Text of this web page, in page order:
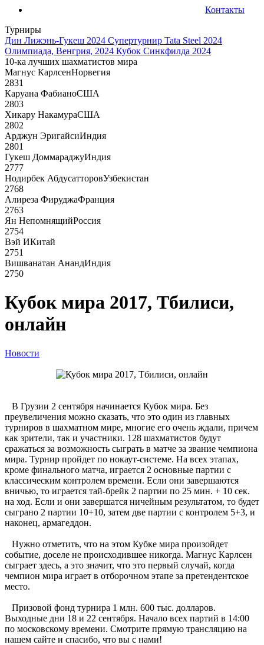
Контакты
Турниры
Дин Лижэнь-Гукеш 2024 Супертурнир Tata Steel 2024
Олимпиада, Венгрия, 2024 Кубок Синкфилда 2024
10-ка лучших шахматистов мира
Магнус КарлсенНорвегия
2831
Каруана ФабианоСША
2803
Хикару НакамураСША
2802
Арджун ЭригайсиИндия
2801
Гукеш ДоммараджуИндия
2777
Нодирбек АбдусатторовУзбекистан
2768
Алиреза ФируджаФранция
2763
Ян НепомнящийРоссия
2754
Вэй ИКитай
2751
Вишванатан АнандИндия
2750
Кубок мира 2017, Тбилиси,
онлайн
Новости
В Грузии 2 сентября начинается Кубок мира. Без
преувеличения можно сказать, что это один из главных
турниров в шахматном мире, многие его очень ждали, причем
как зрители, так и участники. 128 шахматистов будут
сражаться за возможность сыграть в матче за звание чемпиона
мира. Турнир пройдет по нокаут-системе. На всех этапах,
кроме финального матча, играется 2 основные партии с
классическим контролем времени. Если они завершаются
вничью, то играется тай-брейк 2 партии по 25 мин. + 10 сек.
на ход. Если и они завершатся ничейным результатом, то будет
сыграно 2 партии 10+10, затем две партии с контролем 5+3, и
наконец, армагеддон.
Нужно отметить, что на этом Кубке мира произойдет
событие, доселе не происходившее никогда. Магнус Карлсен
сыграет здесь, а это значит, что это первый случай, когда
чемпион мира играет в отборочном этапе за претендентское
место.
Призовой фонд турнира 1 млн. 600 тыс. долларов.
Выходные дни 18 и 22 сентября. Начало всех партий в 14:00
по московскому времени. Смотрите прямую трансляцию на
нашем сайте и спасибо, что вы с нами!